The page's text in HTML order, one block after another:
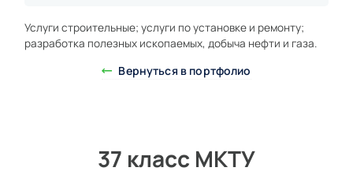
Услуги строительные; услуги по установке и ремонту;
разработка полезных ископаемых, добыча нефти и газа.
Вернуться в портфолио
37 класс МКТУ